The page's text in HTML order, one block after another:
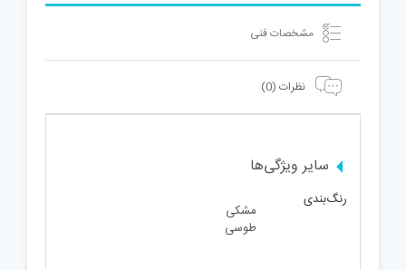
عدد
مشخصات فنی
نظرات (0)
سایر ویژگی‌ها
رنگ‌بندی
مشکی
طوسی